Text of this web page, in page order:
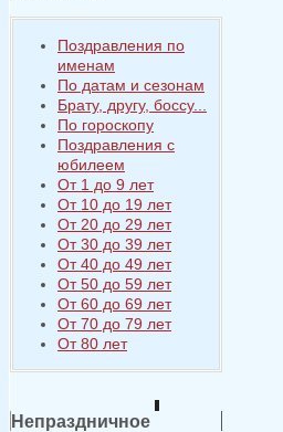
Поздравления по
именам
По датам и сезонам
Брату, другу, боссу...
По гороскопу
Поздравления с
юбилеем
От 1 до 9 лет
От 10 до 19 лет
От 20 до 29 лет
От 30 до 39 лет
От 40 до 49 лет
От 50 до 59 лет
От 60 до 69 лет
От 70 до 79 лет
От 80 лет
Непраздничное